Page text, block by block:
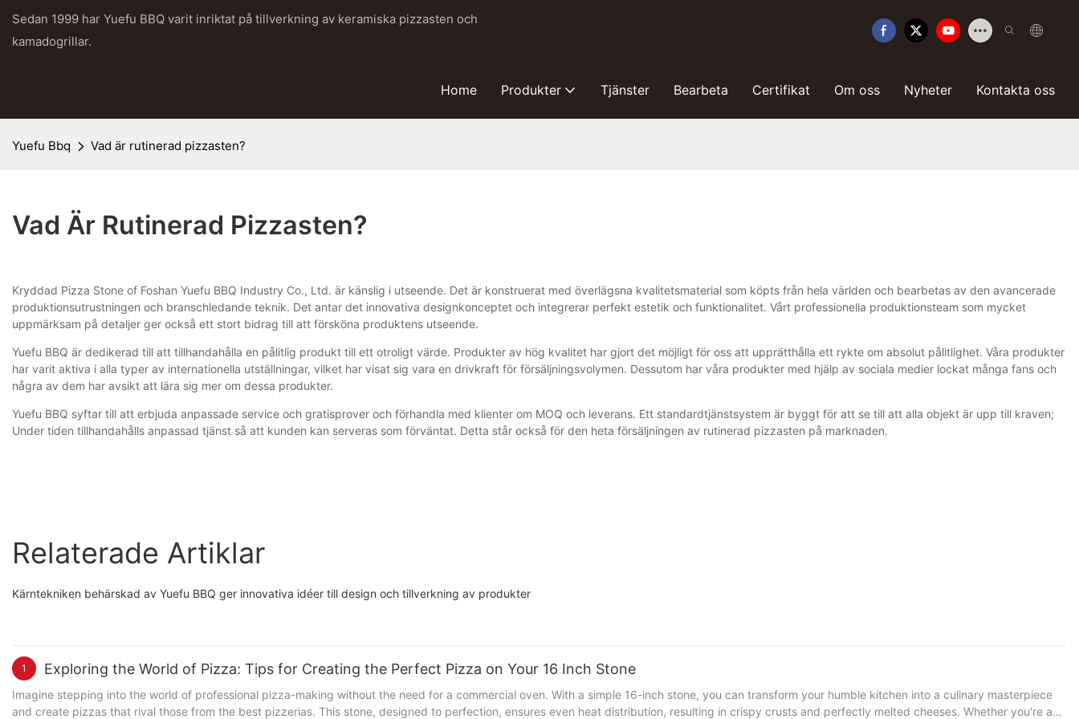
Sedan 1999 har Yuefu BBQ varit inriktat på tillverkning av keramiska pizzasten och
kamadogrillar.
Home Produkter Tjänster Bearbeta Certifikat Om oss Nyheter Kontakta oss
Yuefu Bbq Vad är rutinerad pizzasten?
Vad Är Rutinerad Pizzasten?
Kryddad Pizza Stone of Foshan Yuefu BBQ Industry Co., Ltd. är känslig i utseende. Det är konstruerat med överlägsna kvalitetsmaterial som köpts från hela världen och bearbetas av den avancerade
produktionsutrustningen och branschledande teknik. Det antar det innovativa designkonceptet och integrerar perfekt estetik och funktionalitet. Vårt professionella produktionsteam som mycket
uppmärksam på detaljer ger också ett stort bidrag till att försköna produktens utseende.
Yuefu BBQ är dedikerad till att tillhandahålla en pålitlig produkt till ett otroligt värde. Produkter av hög kvalitet har gjort det möjligt för oss att upprätthålla ett rykte om absolut pålitlighet. Våra produkter
har varit aktiva i alla typer av internationella utställningar, vilket har visat sig vara en drivkraft för försäljningsvolymen. Dessutom har våra produkter med hjälp av sociala medier lockat många fans och
några av dem har avsikt att lära sig mer om dessa produkter.
Yuefu BBQ syftar till att erbjuda anpassade service och gratisprover och förhandla med klienter om MOQ och leverans. Ett standardtjänstsystem är byggt för att se till att alla objekt är upp till kraven;
Under tiden tillhandahålls anpassad tjänst så att kunden kan serveras som förväntat. Detta står också för den heta försäljningen av rutinerad pizzasten på marknaden.
Relaterade Artiklar
Kärntekniken behärskad av Yuefu BBQ ger innovativa idéer till design och tillverkning av produkter
1 Exploring the World of Pizza: Tips for Creating the Perfect Pizza on Your 16 Inch Stone
Imagine stepping into the world of professional pizza-making without the need for a commercial oven. With a simple 16-inch stone, you can transform your humble kitchen into a culinary masterpiece
and create pizzas that rival those from the best pizzerias. This stone, designed to perfection, ensures even heat distribution, resulting in crispy crusts and perfectly melted cheeses. Whether you're a